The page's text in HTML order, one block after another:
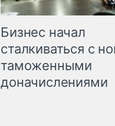
Бизнес начал
сталкиваться с
таможенными
доначислениями